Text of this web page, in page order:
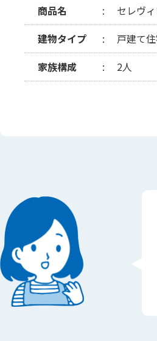
商品名
セレヴ
建物タイプ
戸建て
家族構成
2人